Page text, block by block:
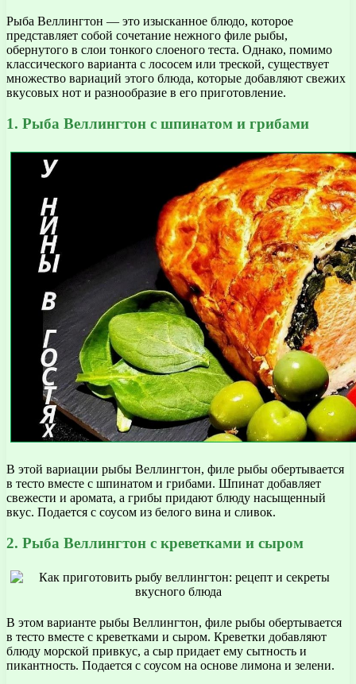
Рыба Веллингтон — это изысканное блюдо, которое
представляет собой сочетание нежного филе рыбы,
обернутого в слои тонкого слоеного теста. Однако, помимо
классического варианта с лососем или треской, существует
множество вариаций этого блюда, которые добавляют свежих
вкусовых нот и разнообразие в его приготовление.
1. Рыба Веллингтон с шпинатом и грибами
В этой вариации рыбы Веллингтон, филе рыбы обертывается
в тесто вместе с шпинатом и грибами. Шпинат добавляет
свежести и аромата, а грибы придают блюду насыщенный
вкус. Подается с соусом из белого вина и сливок.
2. Рыба Веллингтон с креветками и сыром
В этом варианте рыбы Веллингтон, филе рыбы обертывается
в тесто вместе с креветками и сыром. Креветки добавляют
блюду морской привкус, а сыр придает ему сытность и
пикантность. Подается с соусом на основе лимона и зелени.